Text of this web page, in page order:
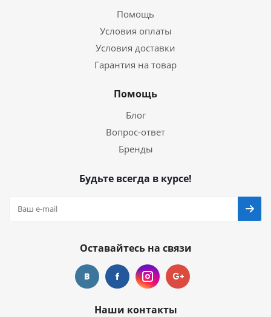
Помощь
Условия оплаты
Условия доставки
Гарантия на товар
Помощь
Блог
Вопрос-ответ
Бренды
Будьте всегда в курсе!
Оставайтесь на связи
Наши контакты